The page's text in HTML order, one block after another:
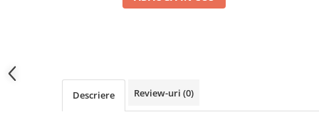
Electrice, Electronice Auto
Detectoare Radar
Senzori parcare auto
Descriere Review-uri (0)